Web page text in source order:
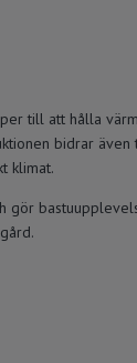
till att hålla
bidrar
klimat.
gör